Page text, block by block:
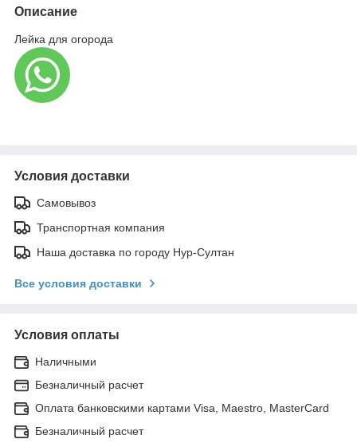
Описание
Лейка для огорода
Условия доставки
Самовывоз
Транспортная компания
Наша доставка по городу Нур-Султан
Все условия доставки
Условия оплаты
Наличными
Безналичный расчет
Оплата банковскими картами Visa, Maestro, MasterCard
Безналичный расчет